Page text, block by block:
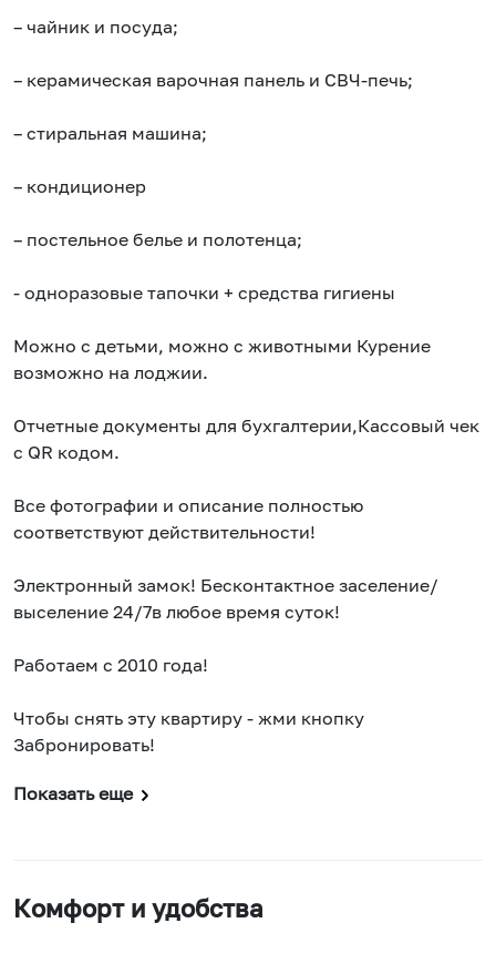
– чайник и посуда;
– керамическая варочная панель и СВЧ-печь;
– стиральная машина;
– кондиционер
– постельное белье и полотенца;
- одноразовые тапочки + средства гигиены
Можно с детьми, можно с животными Курение
возможно на лоджии.
Отчетные документы для бухгалтерии,Кассовый чек
с QR кодом.
Все фотографии и описание полностью
соответствуют действительности!
Электронный замок! Бесконтактное заселение/
выселение 24/7в любое время суток!
Работаем с 2010 года!
Чтобы снять эту квартиру - жми кнопку
Забронировать!
Показать еще
Комфорт и удобства